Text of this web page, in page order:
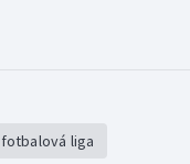
liga